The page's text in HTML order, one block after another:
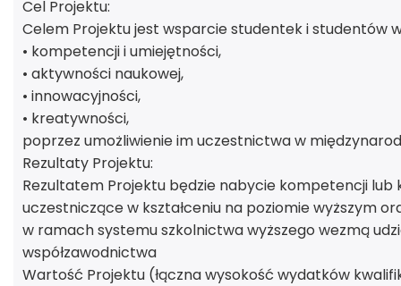
Cel Projektu:
Celem Projektu jest wsparcie studentek i studentów
• kompetencji i umiejętności,
• aktywności naukowej,
• innowacyjności,
• kreatywności,
poprzez umożliwienie im uczestnictwa w
Rezultaty Projektu:
Rezultatem Projektu będzie nabycie kompetencji lub
uczestniczące w kształceniu na poziomie wyższym
w ramach systemu szkolnictwa wyższego wezmą
współzawodnictwa
Wartość Projektu (łączna wysokość wydatków